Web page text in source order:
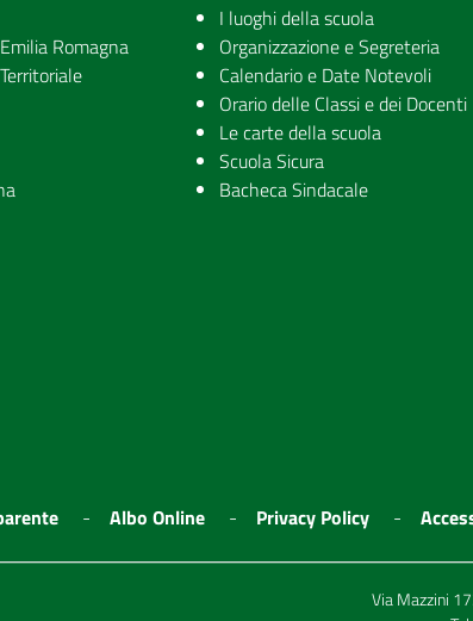
Romagna
I luoghi della scuola
Organizzazione e Segreteria
Calendario e Date Notevoli
Orario delle Classi e dei Docenti
Le carte della scuola
Scuola Sicura
Bacheca Sindacale
Albo Online Privacy Policy
Via Mazzini